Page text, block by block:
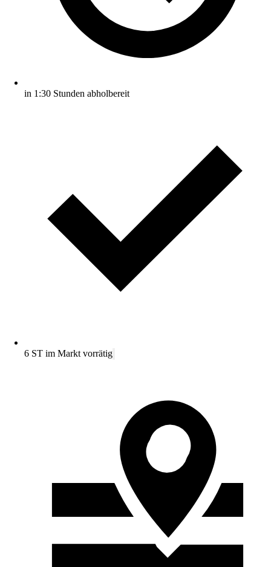
in 1:30 Stunden abholbereit
6 ST im Markt vorrätig